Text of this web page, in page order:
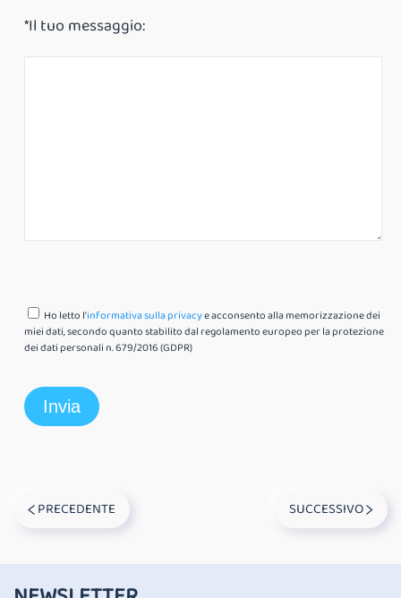
*Il tuo messaggio:
Ho letto l'informativa sulla privacye acconsento alla memorizzazione dei
miei dati, secondo quanto stabilito dal regolamento europeo per la protezione
dei dati personali n. 679/2016 (GDPR)
PRECEDENTE SUCCESSIVO